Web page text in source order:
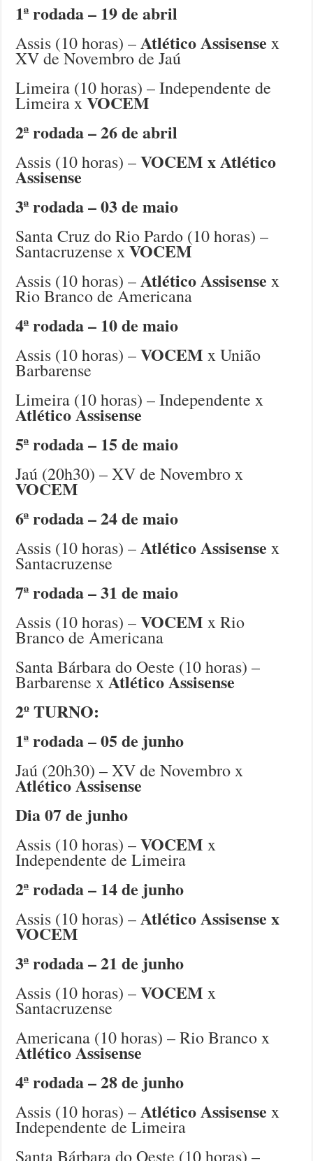
1ª rodada – 19 de abril
Assis (10 horas) –Atlético Assisense x
XV de Novembro de Jaú
Limeira (10 horas) – Independente de
Limeira xVOCEM
2ª rodada – 26 de abril
Assis (10 horas) –VOCEM x Atlético
Assisense
3ª rodada – 03 de maio
Santa Cruz do Rio Pardo (10 horas) –
Santacruzense xVOCEM
Assis (10 horas) –Atlético Assisense x
Rio Branco de Americana
4ª rodada – 10 de maio
Assis (10 horas) –VOCEM x União
Barbarense
Limeira (10 horas) – Independente x
Atlético Assisense
5ª rodada – 15 de maio
Jaú (20h30) – XV de Novembro x
VOCEM
6ª rodada – 24 de maio
Assis (10 horas) –Atlético Assisense x
Santacruzense
7ª rodada – 31 de maio
Assis (10 horas) –VOCEM x Rio
Branco de Americana
Santa Bárbara do Oeste (10 horas) –
Barbarense xAtlético Assisense
2º TURNO:
1ª rodada – 05 de junho
Jaú (20h30) – XV de Novembro x
Atlético Assisense
Dia 07 de junho
Assis (10 horas) –VOCEM x
Independente de Limeira
2ª rodada – 14 de junho
Assis (10 horas) –Atlético Assisense x
VOCEM
3ª rodada – 21 de junho
Assis (10 horas) –VOCEM x
Santacruzense
Americana (10 horas) – Rio Branco x
Atlético Assisense
4ª rodada – 28 de junho
Assis (10 horas) –Atlético Assisense x
Independente de Limeira
Santa Bárbara do Oeste (10 horas) –